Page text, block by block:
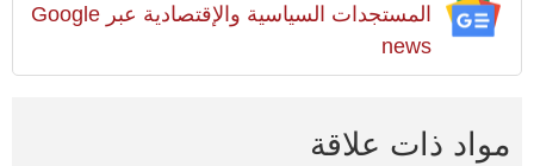
المستجدات السياسية والإقتصادية عبر Google
news
مواد ذات علاقة